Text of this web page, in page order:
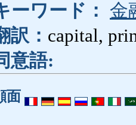
ーワード： 金
訳： capital,
意語:
面